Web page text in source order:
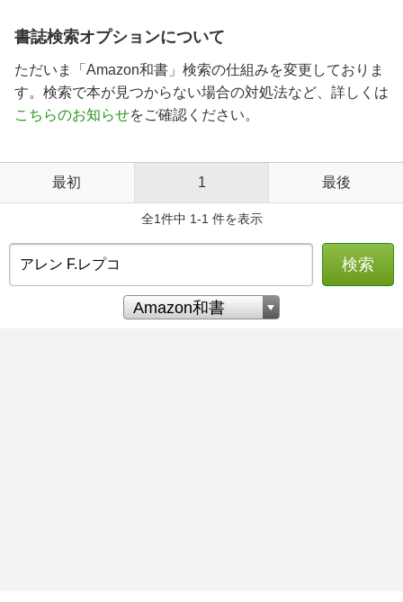
書誌検索オプションについて
ただいま「Amazon和書」検索の仕組みを変更しておりま
す。検索で本が見つからない場合の対処法など、詳しくは
こちらのお知らせをご確認ください。
最初 1 最後
全1件中 1-1 件を表示
検索